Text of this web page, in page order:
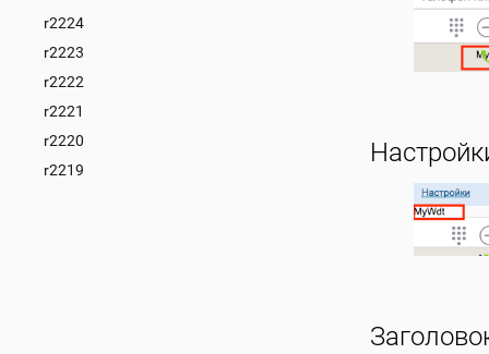
r2224
r2223
r2222
r2221
r2220
r2219